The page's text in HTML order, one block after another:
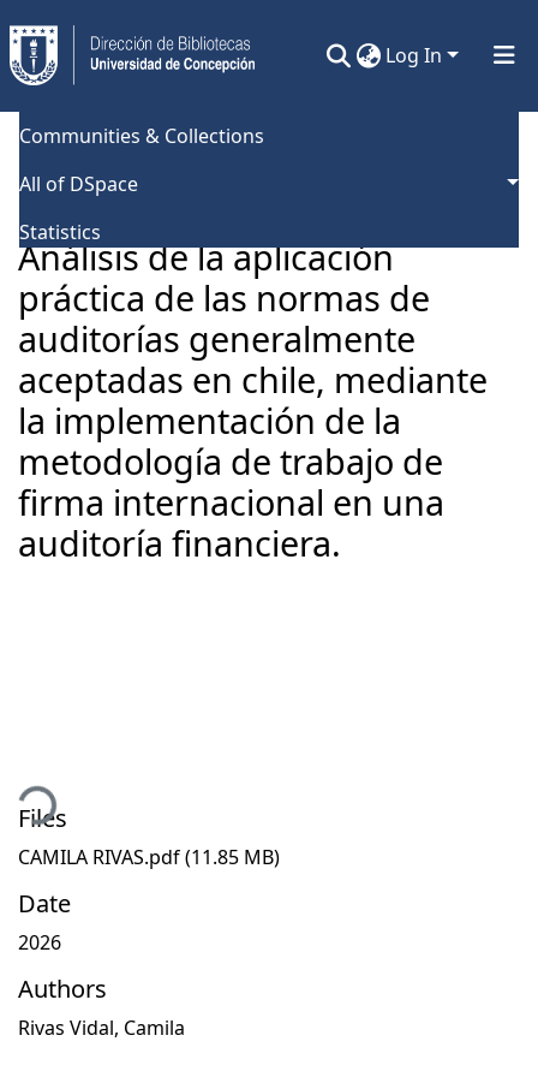
Log In
Communities & Collections
All of DSpace
Statistics
Home
Análisis de la aplicación
práctica de las normas de
auditorías generalmente
aceptadas en chile, mediante
la implementación de la
metodología de trabajo de
firma internacional en una
auditoría financiera.
Files
CAMILA RIVAS.pdf(11.85 MB)
Date
2026
Authors
Rivas Vidal, Camila